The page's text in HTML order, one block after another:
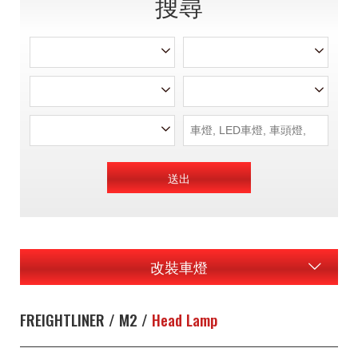
送出
改裝車燈
FREIGHTLINER / M2 / Head Lamp